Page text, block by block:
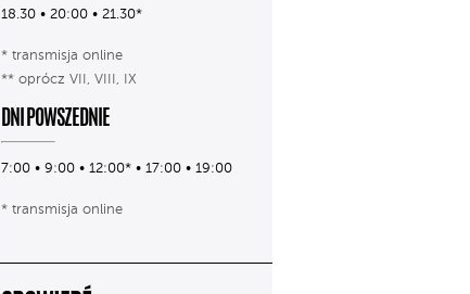
18.30 • 20:00 • 21.30*
* transmisja online
** oprócz VII, VIII, IX
DNI POWSZEDNIE
7:00 • 9:00 • 12:00* • 17:00 • 19:00
* transmisja online